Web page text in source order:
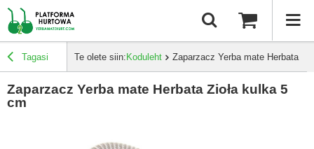
Tagasi Te olete siin: Koduleht Zaparzacz Yerba mate Herbata
Zaparzacz Yerba mate Herbata Zioła kulka 5
cm